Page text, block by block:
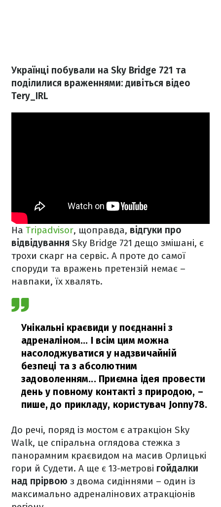
Українці побували на Sky Bridge 721 та
поділилися враженнями: дивіться відео
Tery_IRL
На Tripadvisor, щоправда, відгуки про
відвідування Sky Bridge 721 дещо змішані, є
трохи скарг на сервіс. А проте до самої
споруди та вражень претензій немає –
навпаки, їх хвалять.
Унікальні краєвиди у поєднанні з
адреналіном... І всім цим можна
насолоджуватися у надзвичайній
безпеці та з абсолютним
задоволенням... Приємна ідея провести
день у повному контакті з природою, –
пише, до прикладу, користувач Jonny78.
До речі, поряд із мостом є атракціон Sky
Walk, це спіральна оглядова стежка з
панорамним краєвидом на масив Орлицькі
гори й Судети. А ще є 13-метрові гойдалки
над прірвою з двома сидіннями – один із
максимально адреналінових атракціонів